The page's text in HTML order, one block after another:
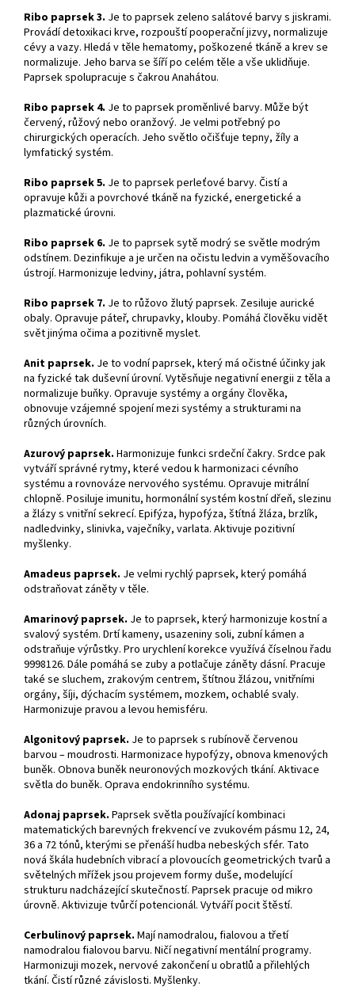
Ribo paprsek 3. Je to paprsek zeleno salátové barvy s jiskrami.
Provádí detoxikaci krve, rozpouští pooperační jizvy, normalizuje
cévy a vazy. Hledá v těle hematomy, poškozené tkáně a krev se
normalizuje. Jeho barva se šíří po celém těle a vše uklidňuje.
Paprsek spolupracuje s čakrou Anahátou.
Ribo paprsek 4. Je to paprsek proměnlivé barvy. Může být
červený, růžový nebo oranžový. Je velmi potřebný po
chirurgických operacích. Jeho světlo očišťuje tepny, žíly a
lymfatický systém.
Ribo paprsek 5. Je to paprsek perleťové barvy. Čistí a
opravuje kůži a povrchové tkáně na fyzické, energetické a
plazmatické úrovni.
Ribo paprsek 6. Je to paprsek sytě modrý se světle modrým
odstínem. Dezinfikuje a je určen na očistu ledvin a vyměšovacího
ústrojí. Harmonizuje ledviny, játra, pohlavní systém.
Ribo paprsek 7. Je to růžovo žlutý paprsek. Zesiluje aurické
obaly. Opravuje páteř, chrupavky, klouby. Pomáhá člověku vidět
svět jinýma očima a pozitivně myslet.
Anit paprsek. Je to vodní paprsek, který má očistné účinky jak
na fyzické tak duševní úrovní. Vytěsňuje negativní energii z těla a
normalizuje buňky. Opravuje systémy a orgány člověka,
obnovuje vzájemné spojení mezi systémy a strukturami na
různých úrovních.
Azurový paprsek. Harmonizuje funkci srdeční čakry. Srdce pak
vytváří správné rytmy, které vedou k harmonizaci cévního
systému a rovnováze nervového systému. Opravuje mitrální
chlopně. Posiluje imunitu, hormonální systém kostní dřeň, slezinu
a žlázy s vnitřní sekrecí. Epifýza, hypofýza, štítná žláza, brzlík,
nadledvinky, slinivka, vaječníky, varlata. Aktivuje pozitivní
myšlenky.
Amadeus paprsek. Je velmi rychlý paprsek, který pomáhá
odstraňovat záněty v těle.
Amarinový paprsek. Je to paprsek, který harmonizuje kostní a
svalový systém. Drtí kameny, usazeniny soli, zubní kámen a
odstraňuje výrůstky. Pro urychlení korekce využívá číselnou řadu
9998126. Dále pomáhá se zuby a potlačuje záněty dásní. Pracuje
také se sluchem, zrakovým centrem, štítnou žlázou, vnitřními
orgány, šíji, dýchacím systémem, mozkem, ochablé svaly.
Harmonizuje pravou a levou hemisféru.
Algonitový paprsek. Je to paprsek s rubínově červenou
barvou – moudrosti. Harmonizace hypofýzy, obnova kmenových
buněk. Obnova buněk neuronových mozkových tkání. Aktivace
světla do buněk. Oprava endokrinního systému.
Adonaj paprsek. Paprsek světla používající kombinaci
matematických barevných frekvencí ve zvukovém pásmu 12, 24,
36 a 72 tónů, kterými se přenáší hudba nebeských sfér. Tato
nová škála hudebních vibrací a plovoucích geometrických tvarů a
světelných mřížek jsou projevem formy duše, modelující
strukturu nadcházející skutečností. Paprsek pracuje od mikro
úrovně. Aktivizuje tvůrčí potencionál. Vytváří pocit štěstí.
Cerbulinový paprsek. Mají namodralou, fialovou a třetí
namodralou fialovou barvu. Ničí negativní mentální programy.
Harmonizuji mozek, nervové zakončení u obratlů a přilehlých
tkání. Čistí různé závislosti. Myšlenky.